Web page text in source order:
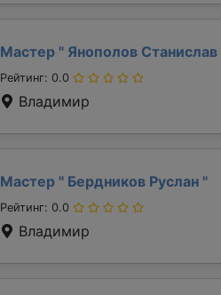
Мастер " Янополов Станислав
Рейтинг: 0.0
Владимир
Мастер " Бердников Руслан "
Рейтинг: 0.0
Владимир